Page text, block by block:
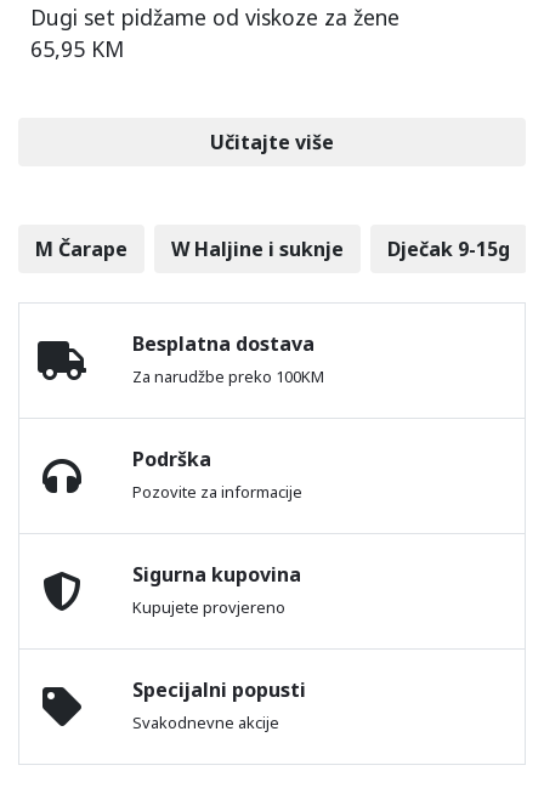
Dugi set pidžame od viskoze za žene
65,95 KM
Učitajte više
M Čarape W Haljine i suknje Dječak 9-15g
Besplatna dostava
Za narudžbe preko 100KM
Podrška
Pozovite za informacije
Sigurna kupovina
Kupujete provjereno
Specijalni popusti
Svakodnevne akcije